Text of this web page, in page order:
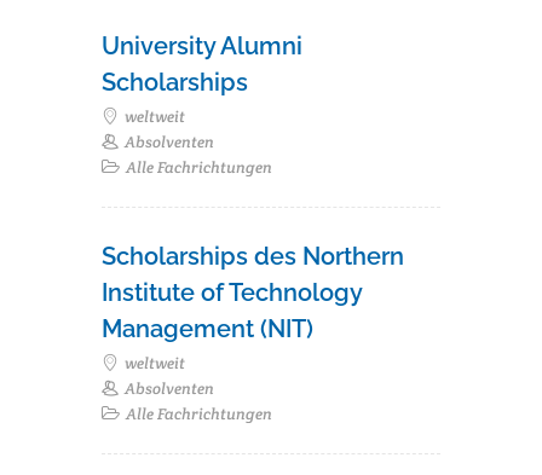
University Alumni
Scholarships
weltweit
Absolventen
Alle Fachrichtungen
Scholarships des Northern
Institute of Technology
Management (NIT)
weltweit
Absolventen
Alle Fachrichtungen